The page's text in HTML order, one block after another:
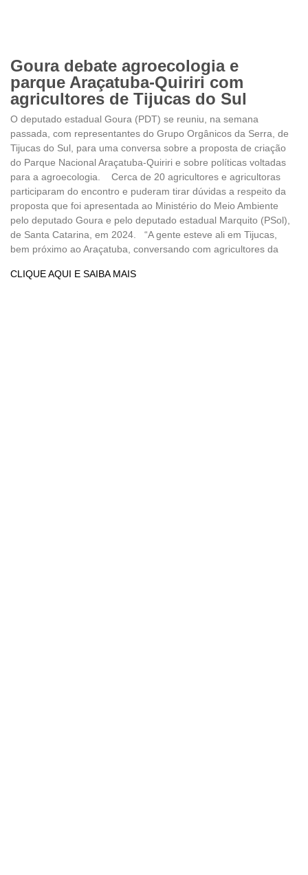
Goura debate agroecologia e
parque Araçatuba-Quiriri com
agricultores de Tijucas do Sul
O deputado estadual Goura (PDT) se reuniu, na semana
passada, com representantes do Grupo Orgânicos da Serra, de
Tijucas do Sul, para uma conversa sobre a proposta de criação
do Parque Nacional Araçatuba-Quiriri e sobre políticas voltadas
para a agroecologia. Cerca de 20 agricultores e agricultoras
participaram do encontro e puderam tirar dúvidas a respeito da
proposta que foi apresentada ao Ministério do Meio Ambiente
pelo deputado Goura e pelo deputado estadual Marquito (PSol),
de Santa Catarina, em 2024. “A gente esteve ali em Tijucas,
bem próximo ao Araçatuba, conversando com agricultores da
CLIQUE AQUI E SAIBA MAIS